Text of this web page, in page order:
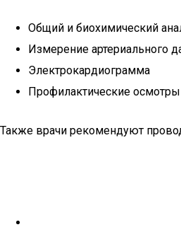
Общий и биохимический
Измерение артериального
Электрокардиограмма
Профилактические осмотры
Также врачи рекомендуют